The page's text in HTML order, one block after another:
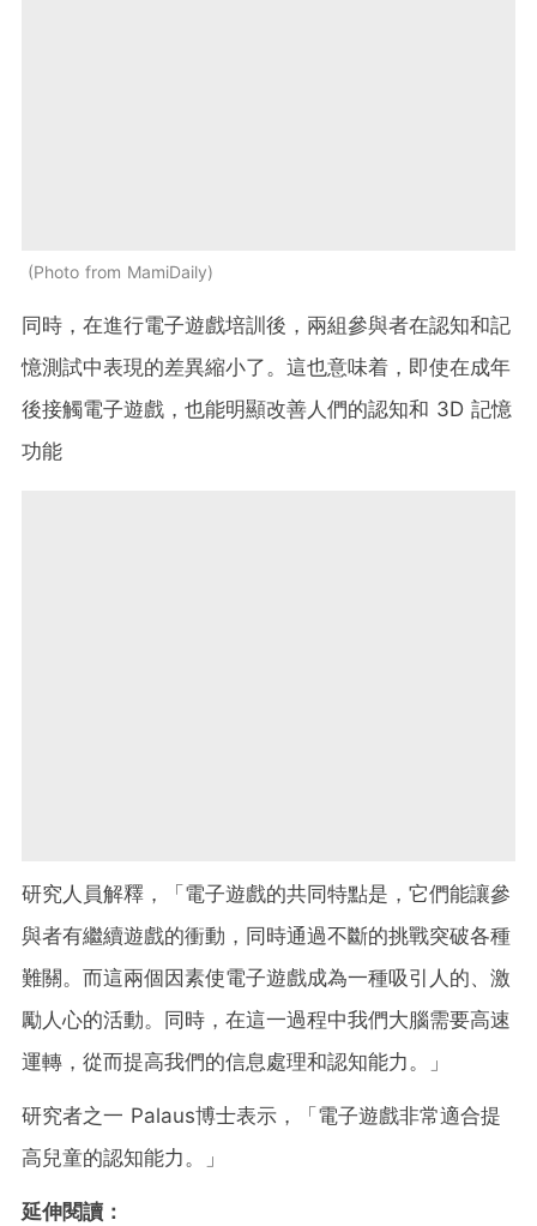
Photo from MamiDaily
同時，在進行電子遊戲培訓後，兩組參與者在認知和記
憶測試中表現的差異縮小了。這也意味着，即使在成年
後接觸電子遊戲，也能明顯改善人們的認知和 3D 記憶
功能
研究人員解釋，「電子遊戲的共同特點是，它們能讓參
與者有繼續遊戲的衝動，同時通過不斷的挑戰突破各種
難關。而這兩個因素使電子遊戲成為一種吸引人的、激
勵人心的活動。同時，在這一過程中我們大腦需要高速
運轉，從而提高我們的信息處理和認知能力。」
研究者之一 Palaus博士表示，「電子遊戲非常適合提
高兒童的認知能力。」
延伸閱讀：